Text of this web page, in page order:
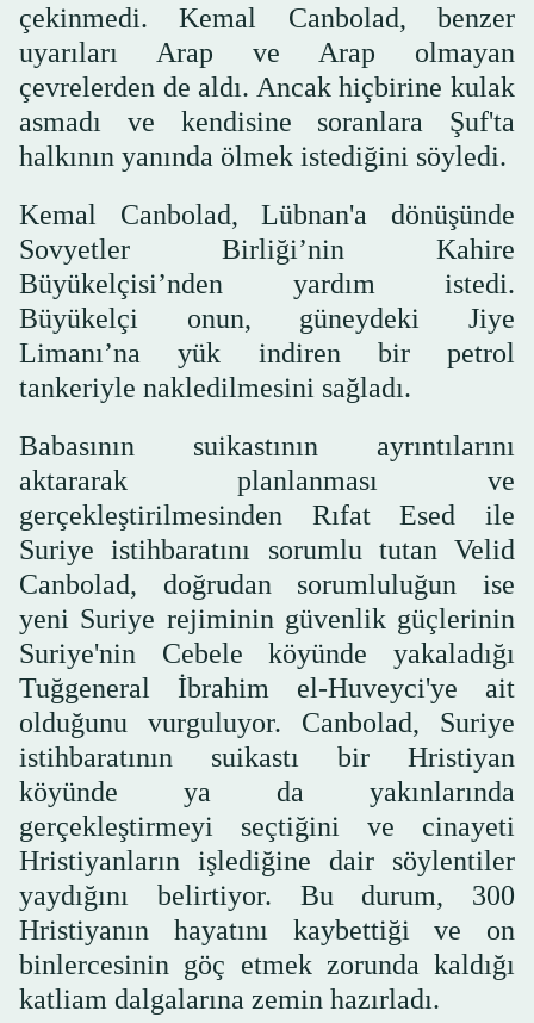
çekinmedi. Kemal Canbolad, benzer
uyarıları Arap ve Arap olmayan
çevrelerden de aldı. Ancak hiçbirine kulak
asmadı ve kendisine soranlara Şuf'ta
halkının yanında ölmek istediğini söyledi.
Kemal Canbolad, Lübnan'a dönüşünde
Sovyetler Birliği’nin Kahire
Büyükelçisi’nden yardım istedi.
Büyükelçi onun, güneydeki Jiye
Limanı’na yük indiren bir petrol
tankeriyle nakledilmesini sağladı.
Babasının suikastının ayrıntılarını
aktararak planlanması ve
gerçekleştirilmesinden Rıfat Esed ile
Suriye istihbaratını sorumlu tutan Velid
Canbolad, doğrudan sorumluluğun ise
yeni Suriye rejiminin güvenlik güçlerinin
Suriye'nin Cebele köyünde yakaladığı
Tuğgeneral İbrahim el-Huveyci'ye ait
olduğunu vurguluyor. Canbolad, Suriye
istihbaratının suikastı bir Hristiyan
köyünde ya da yakınlarında
gerçekleştirmeyi seçtiğini ve cinayeti
Hristiyanların işlediğine dair söylentiler
yaydığını belirtiyor. Bu durum, 300
Hristiyanın hayatını kaybettiği ve on
binlercesinin göç etmek zorunda kaldığı
katliam dalgalarına zemin hazırladı.